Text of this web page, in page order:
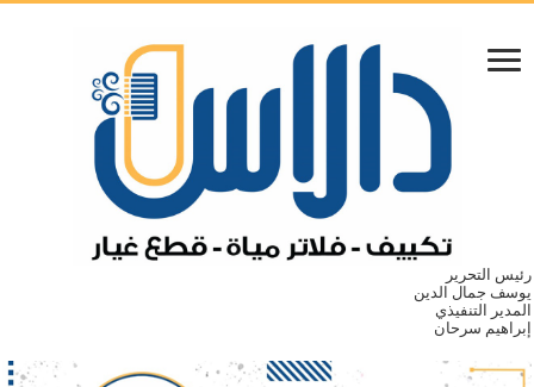
رئيس التحرير
يوسف جمال الدين
المدير التنفيذي
إبراهيم سرحان